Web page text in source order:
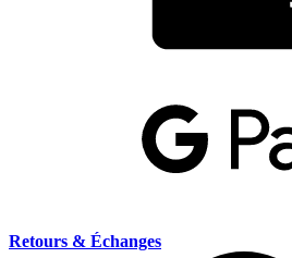
Retours & Échanges